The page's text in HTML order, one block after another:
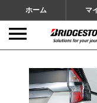
ホーム マ